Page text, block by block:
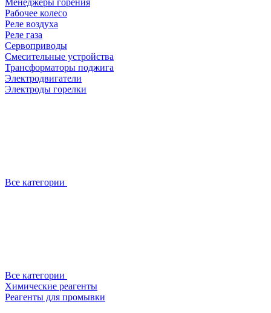
Менеджеры горения
Рабочее колесо
Реле воздухa
Реле газа
Сервоприводы
Смесительные устройства
Трансформаторы поджига
Электродвигатели
Электроды горелки
Все категории
Все категории
Химические реагенты
Реагенты для промывки